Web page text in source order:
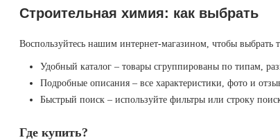
Строительная химия: как выбрать
Воспользуйтесь нашим интернет-магазином, чтобы выбрать
Удобный каталог – товары сгруппированы по типам,
Подробные описания – все характеристики, фото и
Быстрый поиск – используйте фильтры или строку
Где купить?